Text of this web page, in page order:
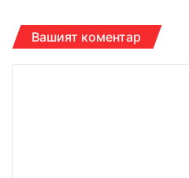
Вашият коментар